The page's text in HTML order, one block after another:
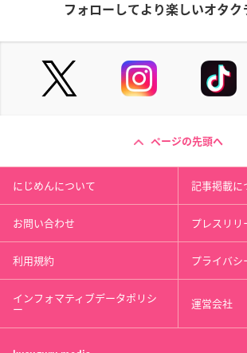
フォローしてより楽しいオタク
ページの先頭へ
にじめんについて 記事掲載に
お問い合わせ プレスリリ
利用規約 プライバシ
インフォマティブデータポリシ
ー 運営会社